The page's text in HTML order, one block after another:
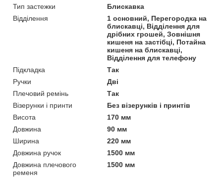
Тип застежки
Блискавка
Відділення
1 основний, Перегородка на
блискавці, Відділення для
дрібних грошей, Зовнішня
кишеня на застібці, Потайна
кишеня на блискавці,
Відділення для телефону
Підкладка
Так
Ручки
Дві
Плечовий ремінь
Так
Візерунки і принти
Без візерунків і принтів
Висота
170 мм
Довжина
90 мм
Ширина
220 мм
Довжина ручок
1500 мм
Довжина плечового
ременя
1500 мм